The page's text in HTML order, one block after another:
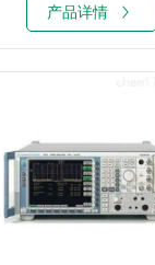
产品详情